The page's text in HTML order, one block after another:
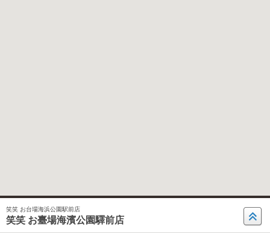
笑笑 お台場海浜公園駅前店
笑笑 お臺場海濱公園驛前店